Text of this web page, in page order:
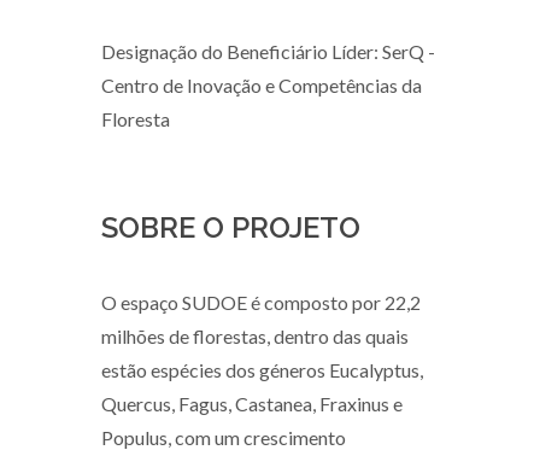
Designação do Beneficiário Líder: SerQ -
Centro de Inovação e Competências da
Floresta
SOBRE O PROJETO
O espaço SUDOE é composto por 22,2
milhões de florestas, dentro das quais
estão espécies dos géneros Eucalyptus,
Quercus, Fagus, Castanea, Fraxinus e
Populus, com um crescimento